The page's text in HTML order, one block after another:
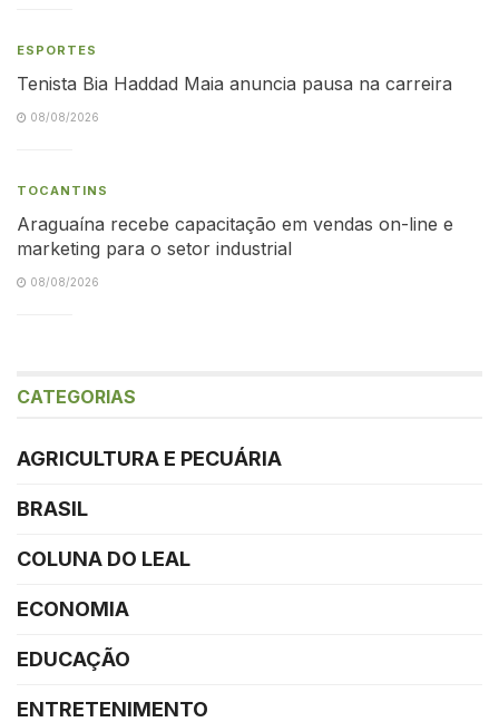
ESPORTES
Tenista Bia Haddad Maia anuncia pausa na carreira
08/08/2026
TOCANTINS
Araguaína recebe capacitação em vendas on-line e
marketing para o setor industrial
08/08/2026
CATEGORIAS
AGRICULTURA E PECUÁRIA
BRASIL
COLUNA DO LEAL
ECONOMIA
EDUCAÇÃO
ENTRETENIMENTO